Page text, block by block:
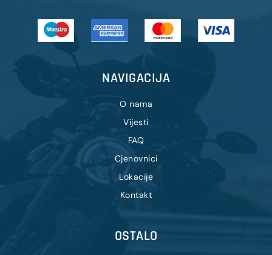
NAVIGACIJA
O nama
Vijesti
FAQ
Cjenovnici
Lokacije
Kontakt
OSTALO